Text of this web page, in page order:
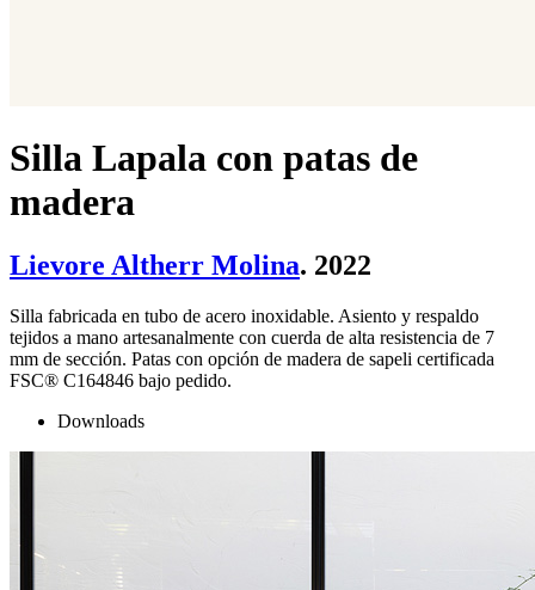
Silla Lapala con patas de
madera
Lievore Altherr Molina. 2022
Silla fabricada en tubo de acero inoxidable. Asiento y respaldo
tejidos a mano artesanalmente con cuerda de alta resistencia de 7
mm de sección. Patas con opción de madera de sapeli certificada
FSC® C164846 bajo pedido.
Downloads